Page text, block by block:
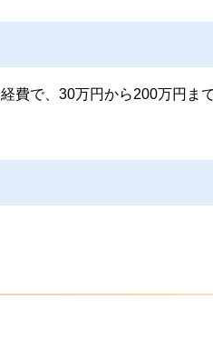
費で、30万円から200万円ま